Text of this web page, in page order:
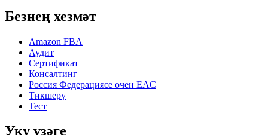
Безнең хезмәт
Amazon FBA
Аудит
Сертификат
Консалтинг
Россия Федерациясе өчен EAC
Тикшерү
Тест
Уку үзәге